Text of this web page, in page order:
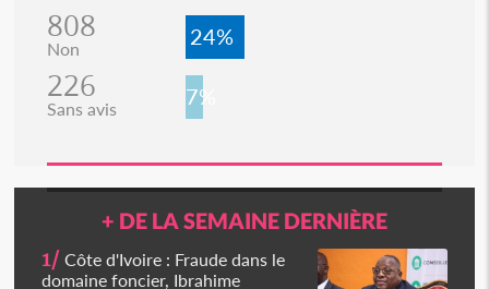
808
Non 24%
226
Sans avis 7%
+ DE LA SEMAINE DERNIÈRE
1/ Côte d'Ivoire : Fraude dans le
domaine foncier, Ibrahime